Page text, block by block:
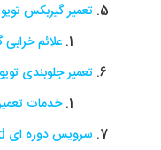
تعمیر گیربکس
علائم
تعمیر جلوبندی
خدمات
سرویس دوره ای Toyota Rav4 Hybrid